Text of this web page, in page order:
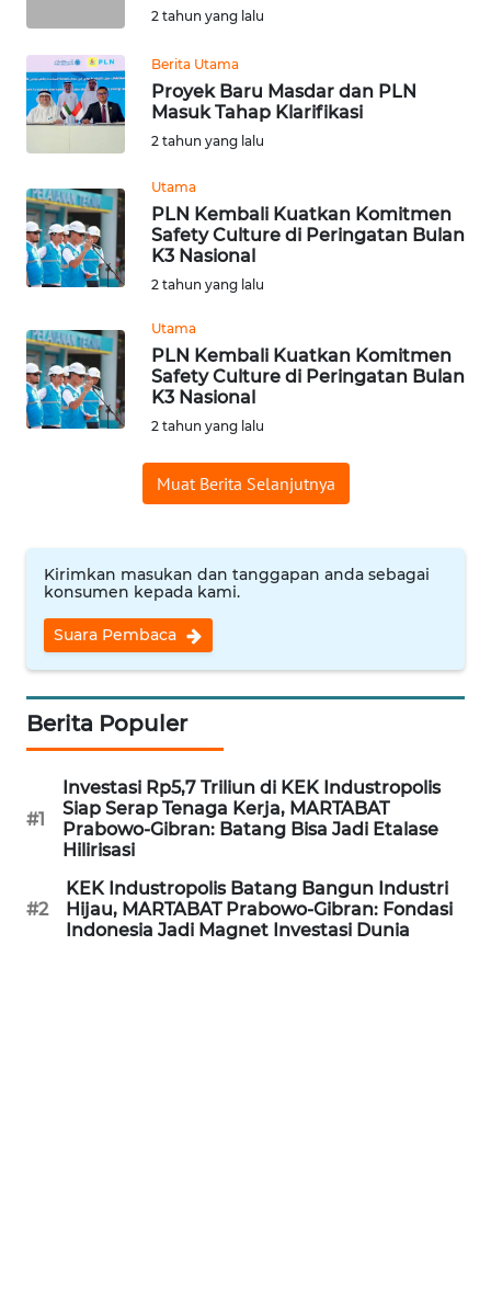
2 tahun yang lalu
Berita Utama
Proyek Baru Masdar dan PLN
Masuk Tahap Klarifikasi
2 tahun yang lalu
Utama
PLN Kembali Kuatkan Komitmen
Safety Culture di Peringatan Bulan
K3 Nasional
2 tahun yang lalu
Utama
PLN Kembali Kuatkan Komitmen
Safety Culture di Peringatan Bulan
K3 Nasional
2 tahun yang lalu
Muat Berita Selanjutnya
Kirimkan masukan dan tanggapan anda sebagai
konsumen kepada kami.
Suara Pembaca
Berita Populer
#1
Investasi Rp5,7 Triliun di KEK Industropolis
Siap Serap Tenaga Kerja, MARTABAT
Prabowo-Gibran: Batang Bisa Jadi Etalase
Hilirisasi
#2
KEK Industropolis Batang Bangun Industri
Hijau, MARTABAT Prabowo-Gibran: Fondasi
Indonesia Jadi Magnet Investasi Dunia
WN
BOGOR
WN
WN
TAPANULI
UTARA
WN
SAMOSIR
WN
SUMEDANG
WN
CIANJUR
KEPULAUAN
SERIBU
WN
TANGERANG
BINJAI